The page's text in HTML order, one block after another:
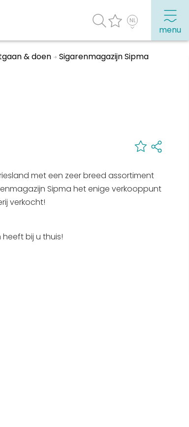
menu
Citygame Escapegame Sneek
Webcams
Interactieve plattegrond van
& doen Sigarenmagazijn Sipma
met een zeer breed assortiment
Sipma het enige verkooppunt
verkocht!
bij u thuis!